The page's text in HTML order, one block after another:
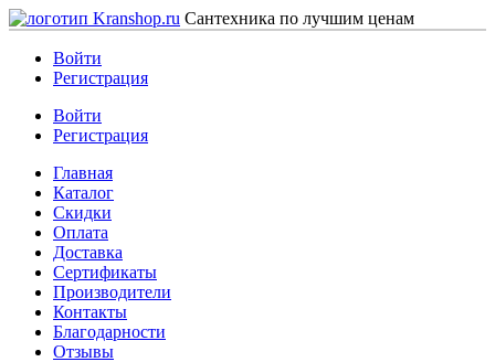
Сантехника по лучшим ценам
Войти
Регистрация
Войти
Регистрация
Главная
Каталог
Скидки
Оплата
Доставка
Сертификаты
Производители
Контакты
Благодарности
Отзывы